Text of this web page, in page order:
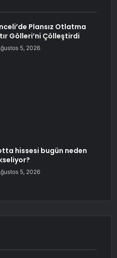
Plansız Otlatma
Gölleri’ni Çölleştirdi
5, 2026
hissesi bugün neden
5, 2026